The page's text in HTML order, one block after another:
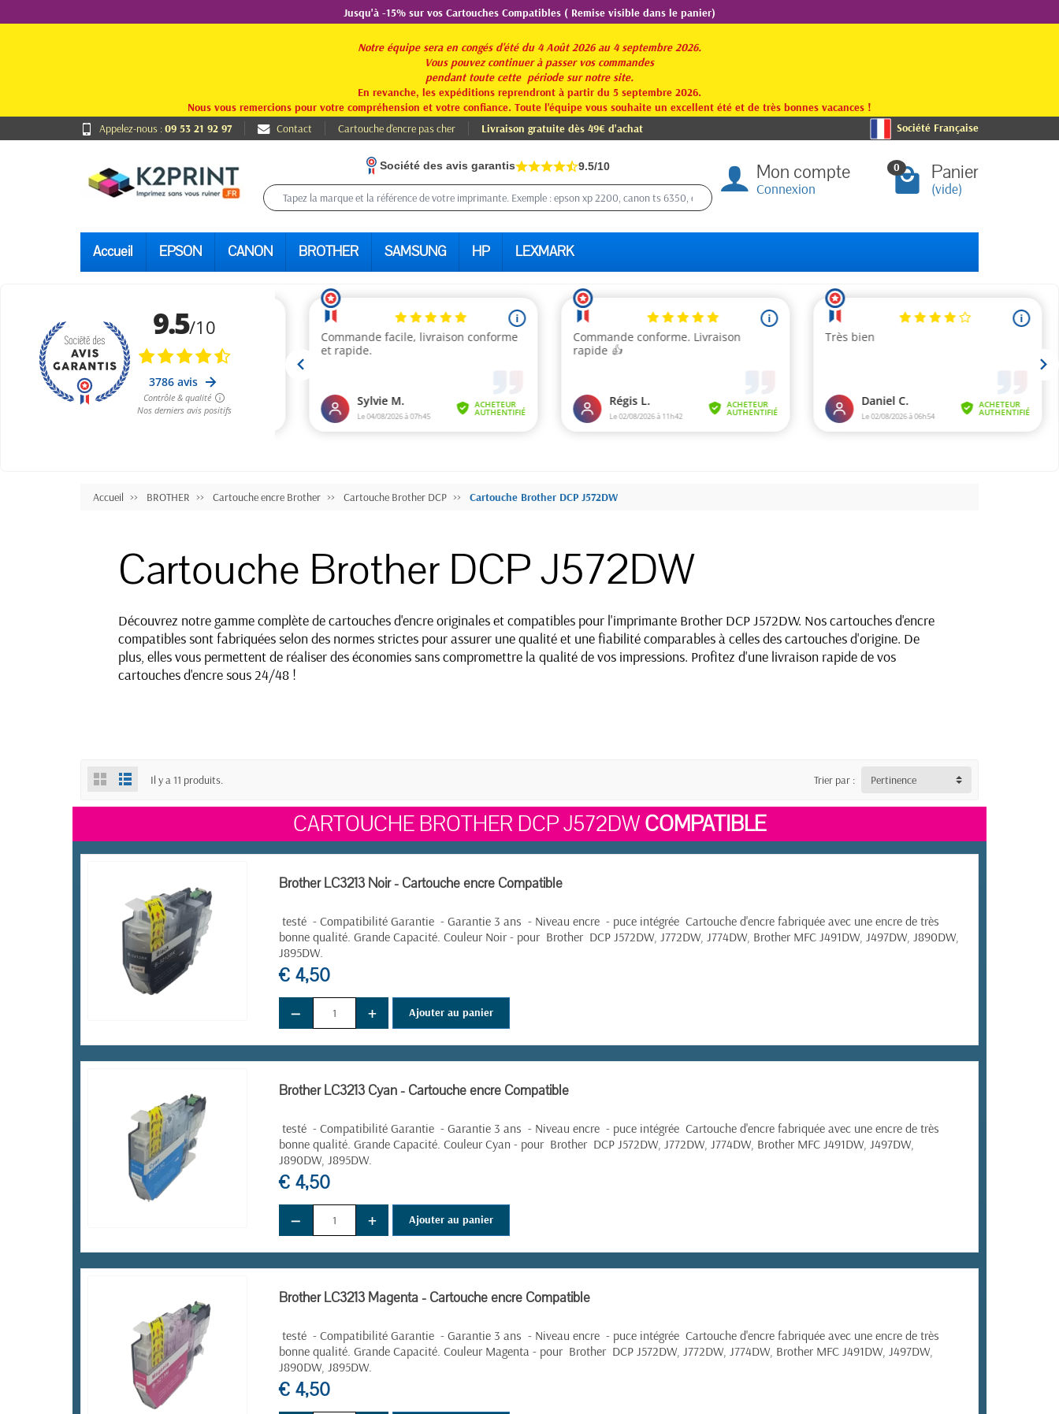
Jusqu'à -15% sur vos Cartouches Compatibles ( Remise visible dans le panier)
Notre équipe sera en congés d'été du 4 Août 2026 au 4 septembre 2026.
Vous pouvez continuer à passer vos commandes
pendant toute cette période sur notre site.
En revanche, les expéditions reprendront à partir du 5 septembre 2026.
Nous vous remercions pour votre compréhension et votre confiance. Toute l'équipe vous souhaite un excellent été et de très bonnes vacances !
Appelez-nous :09 53 21 92 97 Contact Cartouche d'encre pas cher Livraison gratuite dès 49€ d'achat Société Française
Société des avis garantis 9.5/10 Mon compte
Connexion
0 Panier
(vide)
Accueil EPSON CANON BROTHER SAMSUNG HP LEXMARK
Accueil BROTHER Cartouche encre Brother Cartouche Brother DCP Cartouche Brother DCP J572DW
Cartouche Brother DCP J572DW
Découvrez notre gamme complète de cartouches d'encre originales et compatibles pour l'imprimante Brother DCP J572DW. Nos cartouches d'encre
compatibles sont fabriquées selon des normes strictes pour assurer une qualité et une fiabilité comparables à celles des cartouches d'origine. De
plus, elles vous permettent de réaliser des économies sans compromettre la qualité de vos impressions. Profitez d'une livraison rapide de vos
cartouches d'encre sous 24/48 !
Il y a 11 produits. Trier par : Pertinence
CARTOUCHE BROTHER DCP J572DWCOMPATIBLE
Brother LC3213 Noir - Cartouche encre Compatible
testé - Compatibilité Garantie - Garantie 3 ans - Niveau encre - puce intégrée Cartouche d'encre fabriquée avec une encre de très
bonne qualité. Grande Capacité. Couleur Noir - pour Brother DCPJ572DW, J772DW, J774DW, Brother MFCJ491DW, J497DW, J890DW,
J895DW.
€ 4,50
− + Ajouter au panier
Brother LC3213 Cyan - Cartouche encre Compatible
testé - Compatibilité Garantie - Garantie 3 ans - Niveau encre - puce intégrée Cartouche d'encre fabriquée avec une encre de très
bonne qualité. Grande Capacité. Couleur Cyan - pour Brother DCPJ572DW, J772DW, J774DW, Brother MFCJ491DW, J497DW,
J890DW, J895DW.
€ 4,50
− + Ajouter au panier
Brother LC3213 Magenta - Cartouche encre Compatible
testé - Compatibilité Garantie - Garantie 3 ans - Niveau encre - puce intégrée Cartouche d'encre fabriquée avec une encre de très
bonne qualité. Grande Capacité. Couleur Magenta - pour Brother DCPJ572DW, J772DW, J774DW, Brother MFCJ491DW, J497DW,
J890DW, J895DW.
€ 4,50